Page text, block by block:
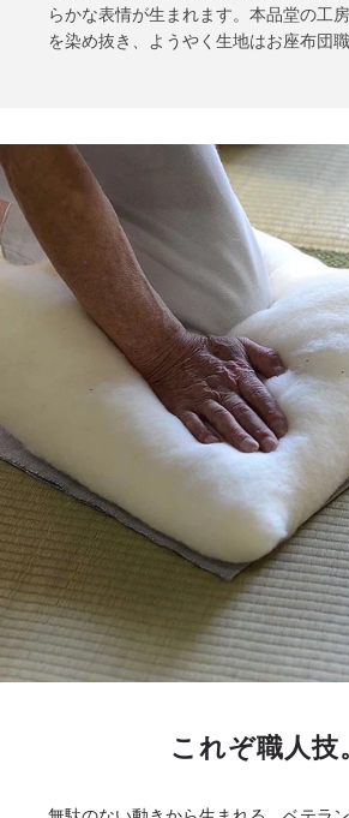
らかな表情が生まれます。本品堂の工
を染め抜き、ようやく生地はお座布団
これぞ職人技。